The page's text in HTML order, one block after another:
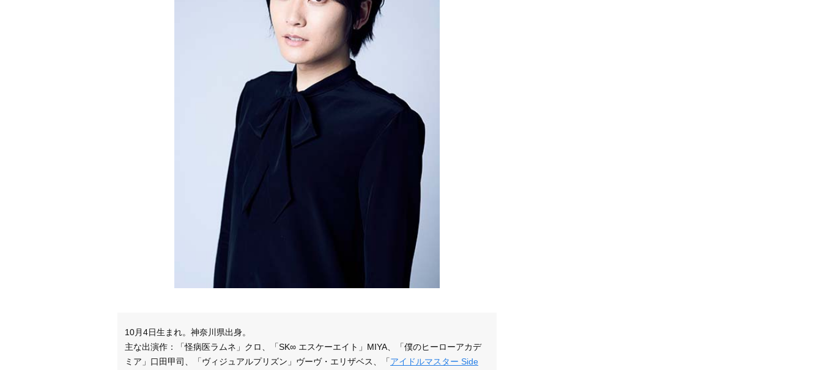
10月4日生まれ。神奈川県出身。
主な出演作：「怪病医ラムネ」クロ、「SK∞ エスケーエイト」MIYA、「僕のヒーローアカデ
ミア」口田甲司、「ヴィジュアルプリズン」ヴーヴ・エリザベス、「アイドルマスター Side